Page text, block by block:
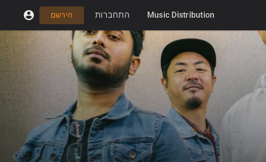
Music Distribution התחברות הירשם